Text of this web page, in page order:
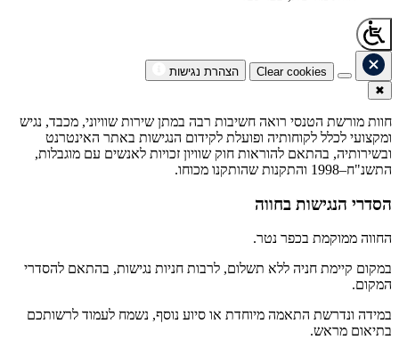
Clear cookies
הצהרת נגישות
✖
חוות מורשת הטנסי רואה חשיבות רבה במתן שירות שוויוני, מכבד, נגיש
ומקצועי לכלל לקוחותיה ופועלת לקידום הנגישות באתר האינטרנט
ובשירותיה, בהתאם להוראות חוק שוויון זכויות לאנשים עם מוגבלות,
התשנ"ח–1998 והתקנות שהותקנו מכוחו.
הסדרי הנגישות בחווה
החווה ממוקמת בכפר נטר.
במקום קיימת חניה ללא תשלום, לרבות חניות נגישות, בהתאם להסדרי
המקום.
במידה ונדרשת התאמה מיוחדת או סיוע נוסף, נשמח לעמוד לרשותכם
בתיאום מראש.